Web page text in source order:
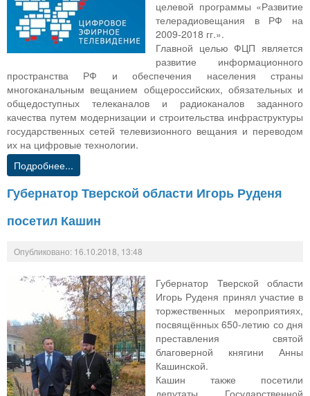
целевой программы «Развитие
телерадиовещания в РФ на
2009-2018 гг.».
Главной целью ФЦП является
развитие информационного
пространства РФ и обеспечения населения страны
многоканальным вещанием общероссийских, обязательных и
общедоступных телеканалов и радиоканалов заданного
качества путем модернизации и строительства инфраструктуры
государственных сетей телевизионного вещания и переводом
их на цифровые технологии.
Подробнее...
Губернатор Тверской области Игорь Руденя
посетил Кашин
Опубликовано: 16.10.2018, 13:48
Губернатор Тверской области
Игорь Руденя принял участие в
торжественных мероприятиях,
посвящённых 650-летию со дня
преставления святой
благоверной княгини Анны
Кашинской.
Кашин также посетили